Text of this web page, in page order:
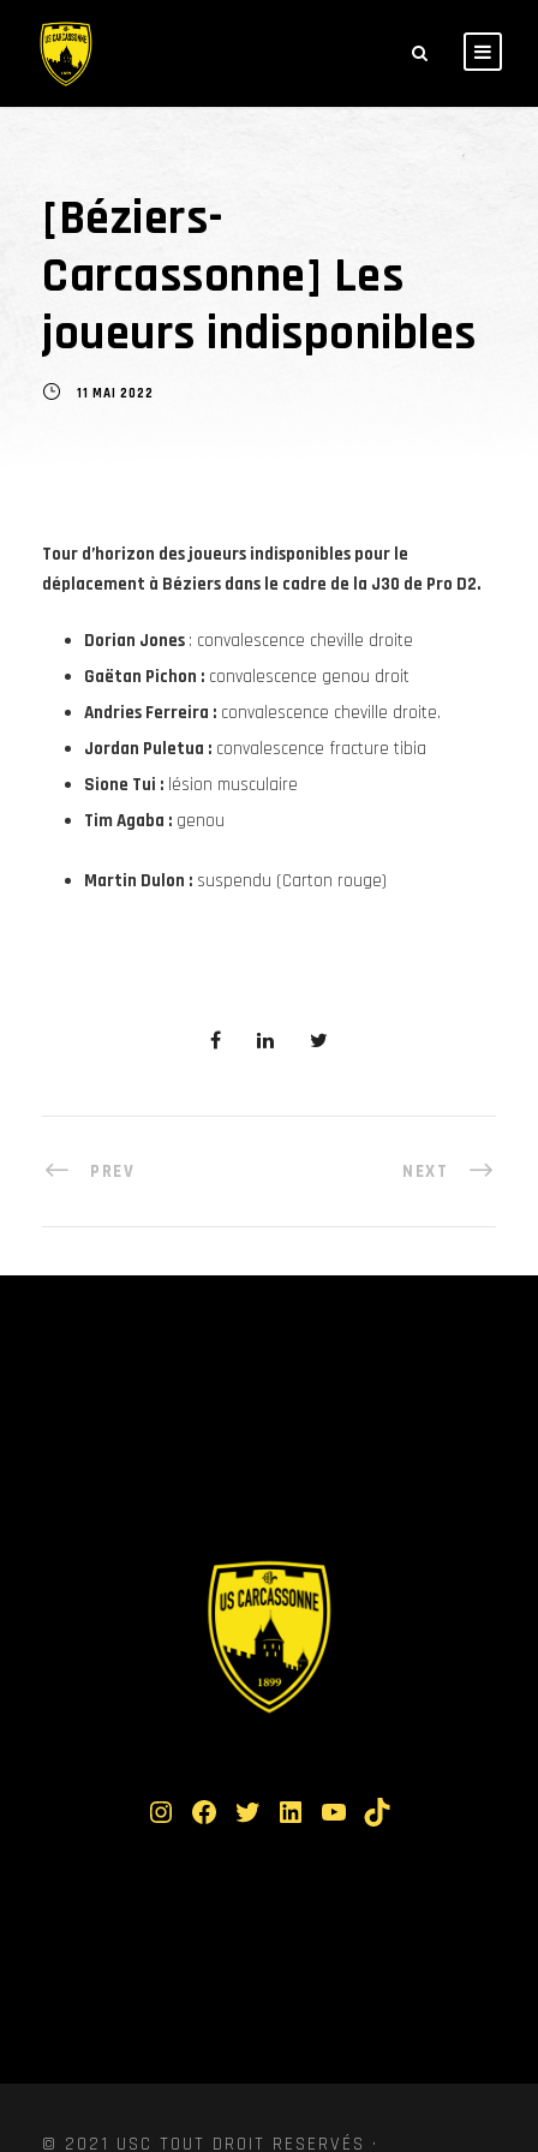
[Béziers-
Carcassonne] Les
joueurs indisponibles
11 MAI 2022
Tour d’horizon des joueurs indisponibles pour le
déplacement à Béziers dans le cadre de la J30 de Pro D2.
Dorian Jones : convalescence cheville droite
Gaëtan Pichon : convalescence genou droit
Andries Ferreira : convalescence cheville droite.
Jordan Puletua : convalescence fracture tibia
Sione Tui : lésion musculaire
Tim Agaba : genou
Martin Dulon : suspendu (Carton rouge)
PREV NEXT
Instagram Facebook Twitter LinkedIn YouTube TikTok
© 2021 USC TOUT DROIT RESERVÉS ·